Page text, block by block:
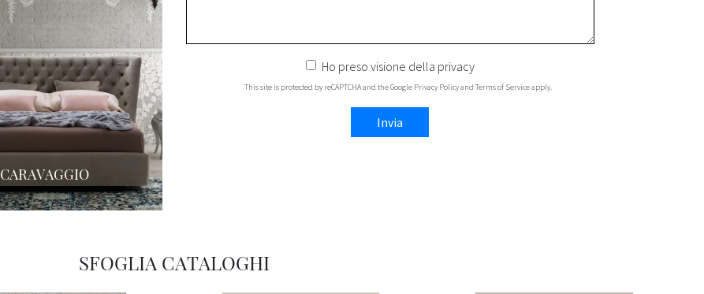
CARAVAGGIO
Ho preso visione della privacy
This site is protected by reCAPTCHA and the Google Privacy Policyand Terms of Serviceapply.
Invia
SFOGLIA CATALOGHI